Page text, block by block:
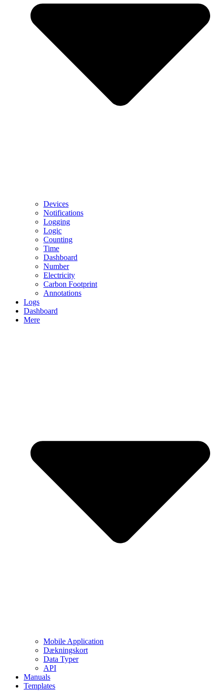
Devices
Notifications
Logging
Logic
Counting
Time
Dashboard
Number
Electricity
Carbon Footprint
Annotations
Logs
Dashboard
Mere
Mobile Application
Dækningskort
Data Typer
API
Manuals
Templates